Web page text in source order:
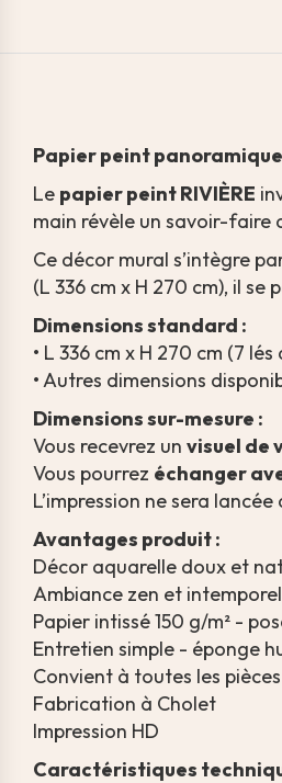
Papier peint panoramique
Le papier peint RIVIÈRE
main révèle un savoir-faire
Ce décor mural s’intègre
(L 336 cm x H 270 cm), il
Dimensions standard :
• L 336 cm x H 270 cm (7
• Autres dimensions
Dimensions sur-mesure :
Vous recevrez un visuel de
Vous pourrez échanger
L’impression ne sera lancée
Avantages produit :
Décor aquarelle doux et
Ambiance zen et
Papier intissé 150 g/m² -
Entretien simple - éponge
Convient à toutes les
Fabrication à Cholet
Impression HD
Caractéristiques